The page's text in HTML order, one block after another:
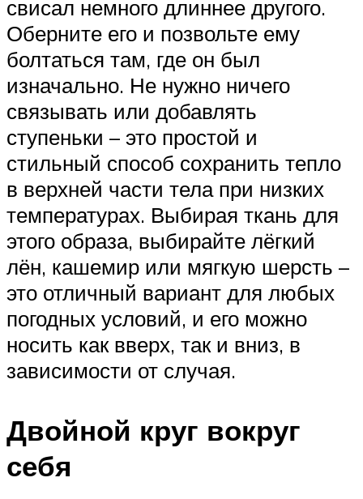
свисал немного длиннее другого.
Оберните его и позвольте ему
болтаться там, где он был
изначально. Не нужно ничего
связывать или добавлять
ступеньки – это простой и
стильный способ сохранить тепло
в верхней части тела при низких
температурах. Выбирая ткань для
этого образа, выбирайте лёгкий
лён, кашемир или мягкую шерсть –
это отличный вариант для любых
погодных условий, и его можно
носить как вверх, так и вниз, в
зависимости от случая.
Двойной круг вокруг
себя